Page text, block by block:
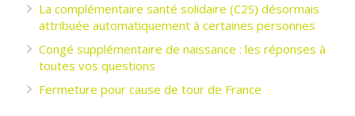
La complémentaire santé solidaire (C2S) désormais
attribuée automatiquement à certaines personnes
Congé supplémentaire de naissance : les réponses à
toutes vos questions
Fermeture pour cause de tour de France